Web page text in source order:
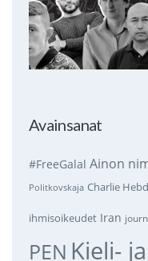
Avainsanat
#FreeGalal Ainon
Politkovskaja Charlie
ihmisoikeudet Iran
PEN Kieli- ja